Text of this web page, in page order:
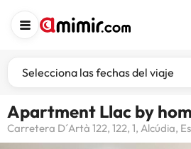
Selecciona las fechas del viaje
Apartment Llac by
Carretera D´Artà 122, 122, 1, Alcúdia,